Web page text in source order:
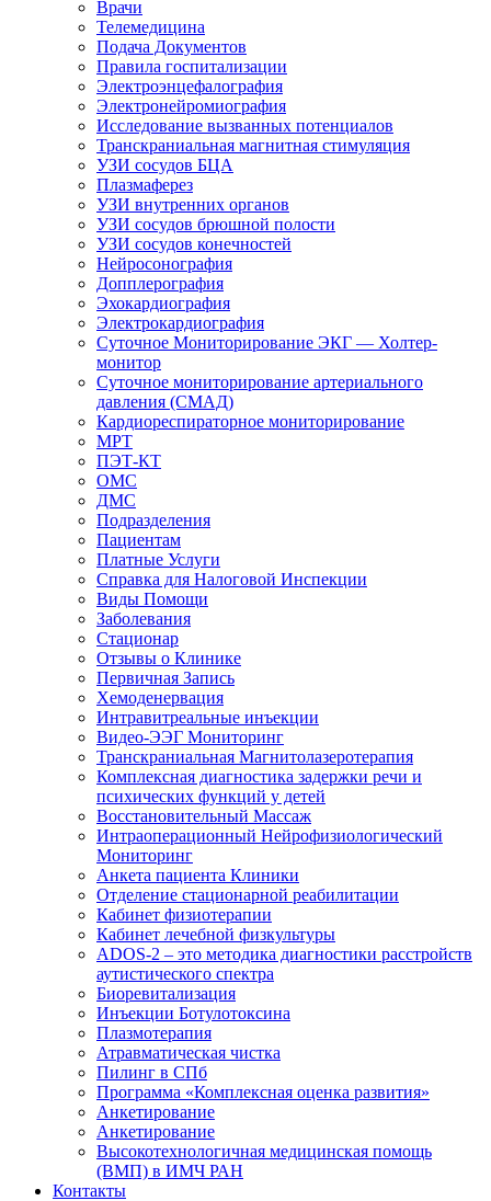
Врачи
Телемедицина
Подача Документов
Правила госпитализации
Электроэнцефалография
Электронейромиография
Исследование вызванных потенциалов
Транскраниальная магнитная стимуляция
УЗИ сосудов БЦА
Плазмаферез
УЗИ внутренних органов
УЗИ сосудов брюшной полости
УЗИ сосудов конечностей
Нейросонография
Допплерография
Эхокардиография
Электрокардиография
Суточное Мониторирование ЭКГ — Холтер-
монитор
Суточное мониторирование артериального
давления (СМАД)
Кардиореспираторное мониторирование
МРТ
ПЭТ-КТ
ОМС
ДМС
Подразделения
Пациентам
Платные Услуги
Справка для Налоговой Инспекции
Виды Помощи
Заболевания
Стационар
Отзывы о Клинике
Первичная Запись
Хемоденервация
Интравитреальные инъекции
Видео-ЭЭГ Мониторинг
Транскраниальная Магнитолазеротерапия
Комплексная диагностика задержки речи и
психических функций у детей
Восстановительный Массаж
Интраоперационный Нейрофизиологический
Мониторинг
Анкета пациента Клиники
Отделение стационарной реабилитации
Кабинет физиотерапии
Кабинет лечебной физкультуры
ADOS-2 – это методика диагностики расстройств
аутистического спектра
Биоревитализация
Инъекции Ботулотоксина
Плазмотерапия
Атравматическая чистка
Пилинг в СПб
Программа «Комплексная оценка развития»
Анкетирование
Анкетирование
Высокотехнологичная медицинская помощь
(ВМП) в ИМЧ РАН
Контакты